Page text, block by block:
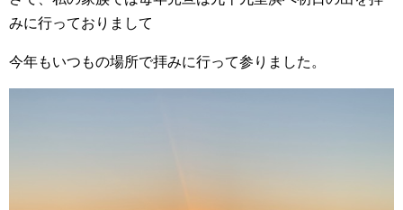
みに行っておりまして
今年もいつもの場所で拝みに行って参りました。